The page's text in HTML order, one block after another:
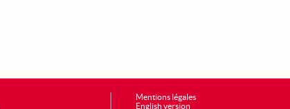
Mentions légales
English version